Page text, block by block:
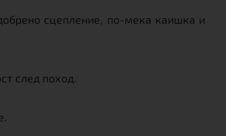
сцепление, по-мека каишка и
след поход.